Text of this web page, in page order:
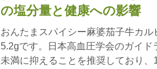
の塩分量と健康への影響
おんたまスパイシー麻婆茄子牛カ
5.2gです。日本高血圧学会のガイ
未満に抑えることを推奨しており